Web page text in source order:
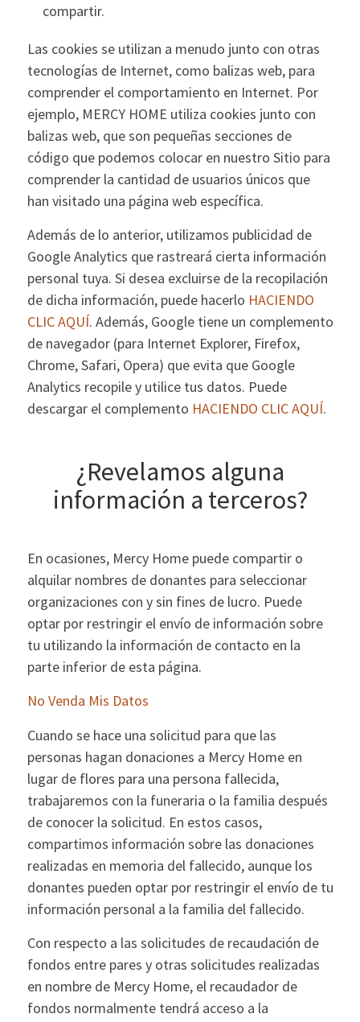
compartir.
Las cookies se utilizan a menudo junto con otras
tecnologías de Internet, como balizas web, para
comprender el comportamiento en Internet. Por
ejemplo, MERCY HOME utiliza cookies junto con
balizas web, que son pequeñas secciones de
código que podemos colocar en nuestro Sitio para
comprender la cantidad de usuarios únicos que
han visitado una página web específica.
Además de lo anterior, utilizamos publicidad de
Google Analytics que rastreará cierta información
personal tuya. Si desea excluirse de la recopilación
de dicha información, puede hacerlo HACIENDO
CLIC AQUÍ. Además, Google tiene un complemento
de navegador (para Internet Explorer, Firefox,
Chrome, Safari, Opera) que evita que Google
Analytics recopile y utilice tus datos. Puede
descargar el complemento HACIENDO CLIC AQUÍ.
¿Revelamos alguna
información a terceros?
En ocasiones, Mercy Home puede compartir o
alquilar nombres de donantes para seleccionar
organizaciones con y sin fines de lucro. Puede
optar por restringir el envío de información sobre
tu utilizando la información de contacto en la
parte inferior de esta página.
No Venda Mis Datos
Cuando se hace una solicitud para que las
personas hagan donaciones a Mercy Home en
lugar de flores para una persona fallecida,
trabajaremos con la funeraria o la familia después
de conocer la solicitud. En estos casos,
compartimos información sobre las donaciones
realizadas en memoria del fallecido, aunque los
donantes pueden optar por restringir el envío de tu
información personal a la familia del fallecido.
Con respecto a las solicitudes de recaudación de
fondos entre pares y otras solicitudes realizadas
en nombre de Mercy Home, el recaudador de
fondos normalmente tendrá acceso a la